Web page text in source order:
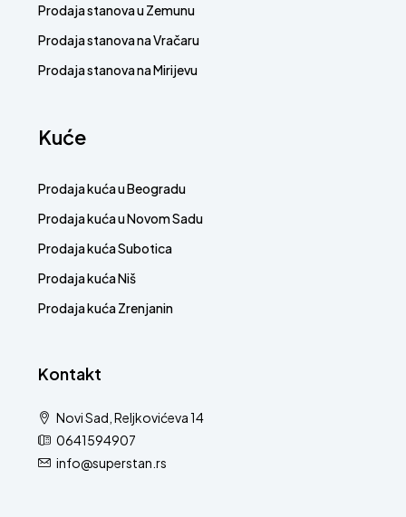
Prodaja stanova u Zemunu
Prodaja stanova na Vračaru
Prodaja stanova na Mirijevu
Kuće
Prodaja kuća u Beogradu
Prodaja kuća u Novom Sadu
Prodaja kuća Subotica
Prodaja kuća Niš
Prodaja kuća Zrenjanin
Kontakt
Novi Sad, Reljkovićeva 14
0641594907
info@superstan.rs